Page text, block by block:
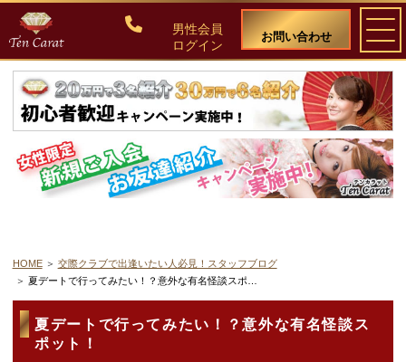
男性会員
ログイン
お問い合わせ
ご入会について
料金・入会案内
会員比率『１：１０』にこだわる理由
50代・60代のための後悔しない選び方
女性会員の紹介
HOME
交際クラブで出逢いたい人必見！スタッフブログ
夏デートで行ってみたい！？意外な有名怪談スポ…
夏デートで行ってみたい！？意外な有名怪談ス
ポット！